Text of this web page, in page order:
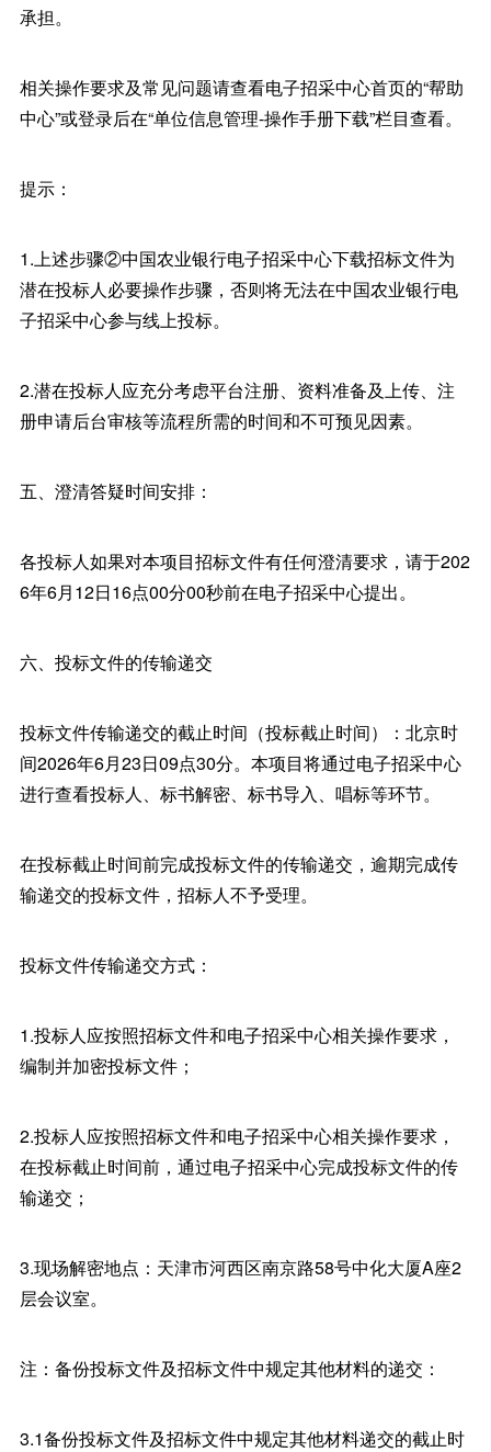
承担。
相关操作要求及常见问题请查看电子招采中心首页的“帮助
中心”或登录后在“单位信息管理-操作手册下载”栏目查看。
提示：
1.上述步骤②中国农业银行电子招采中心下载招标文件为
潜在投标人必要操作步骤，否则将无法在中国农业银行电
子招采中心参与线上投标。
2.潜在投标人应充分考虑平台注册、资料准备及上传、注
册申请后台审核等流程所需的时间和不可预见因素。
五、澄清答疑时间安排：
各投标人如果对本项目招标文件有任何澄清要求，请于202
6年6月12日16点00分00秒前在电子招采中心提出。
六、投标文件的传输递交
投标文件传输递交的截止时间（投标截止时间）：北京时
间2026年6月23日09点30分。本项目将通过电子招采中心
进行查看投标人、标书解密、标书导入、唱标等环节。
在投标截止时间前完成投标文件的传输递交，逾期完成传
输递交的投标文件，招标人不予受理。
投标文件传输递交方式：
1.投标人应按照招标文件和电子招采中心相关操作要求，
编制并加密投标文件；
2.投标人应按照招标文件和电子招采中心相关操作要求，
在投标截止时间前，通过电子招采中心完成投标文件的传
输递交；
3.现场解密地点：天津市河西区南京路58号中化大厦A座2
层会议室。
注：备份投标文件及招标文件中规定其他材料的递交：
3.1备份投标文件及招标文件中规定其他材料递交的截止时